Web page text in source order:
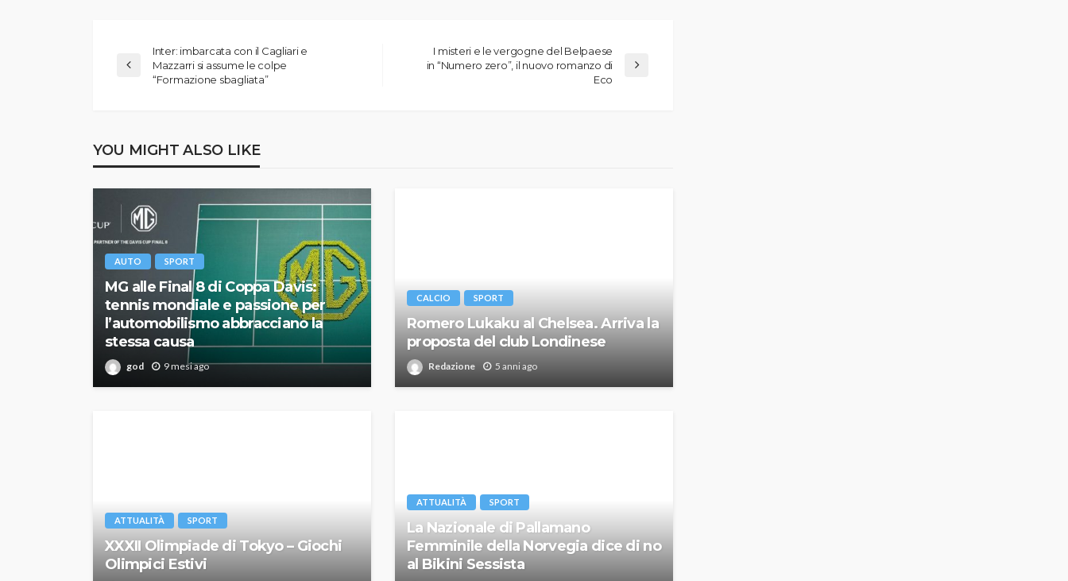
Inter: imbarcata con il Cagliari e
Mazzarri si assume le colpe
“Formazione sbagliata”
I misteri e le vergogne del Belpaese
in “Numero zero”, il nuovo romanzo di
Eco
YOU MIGHT ALSO LIKE
AUTO SPORT
MG alle Final 8 di Coppa Davis:
tennis mondiale e passione per
l’automobilismo abbracciano la
stessa causa
god 9 mesi ago
CALCIO SPORT
Romero Lukaku al Chelsea. Arriva la
proposta del club Londinese
Redazione 5 anni ago
ATTUALITÀ SPORT
XXXII Olimpiade di Tokyo – Giochi
Olimpici Estivi
ATTUALITÀ SPORT
La Nazionale di Pallamano
Femminile della Norvegia dice di no
al Bikini Sessista